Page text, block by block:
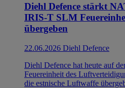
Diehl Defence stärkt
IRIS-T SLM
übergeben
22.06.2026 Diehl Defence
Diehl Defence hat heute auf
Feuereinheit des
die estnische Luftwaffe